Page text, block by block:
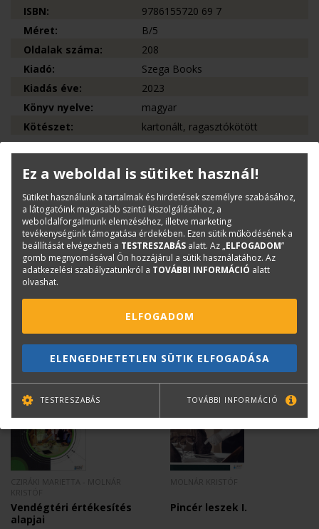
ISBN:
9786155720 69 7
Méret:
B/5
Oldalak száma:
208
Kiadó:
Szega Books
Kiadás éve:
2023
Könyv nyelve:
magyar
Kötészet:
kartonált, ragasztókötött
Kérdése van?
Bernáth Klára
Könyvesboltvezető
konyvrendeles@terc.hu
+36 70 670 5194
Mások ezt is megvásárolták...
Vendégtéri értékesítés
alapjai
Pincér leszek I.
Ez a weboldal is sütiket használ!
Sütiket használunk a tartalmak és hirdetések személyre szabásához,
a látogatóink magasabb szintű kiszolgálásához, a
weboldalforgalmunk elemzéséhez, illetve marketing
tevékenységünk támogatása érdekében. Ezen sütik működésének a
beállítását elvégezheti a TESTRESZABÁS alatt. Az „ELFOGADOM”
gomb megnyomásával Ön hozzájárul a sütik használatához. Az
adatkezelési szabályzatunkról a TOVÁBBI INFORMÁCIÓ alatt
olvashat.
ELFOGADOM
ELENGEDHETETLEN SÜTIK ELFOGADÁSA
TESTRESZABÁS TOVÁBBI INFORMÁCIÓ